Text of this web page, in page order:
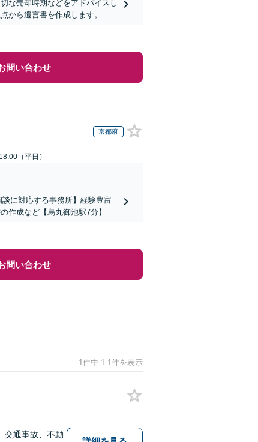
な売却時期などをアドバイスし
から遺言書を作成します。
問い合わせ
京都府
（平日）
に対応する事務所】経験豊富
作成など【烏丸御池駅7分】
問い合わせ
1件中 1-1件を表示
交通事故、不動